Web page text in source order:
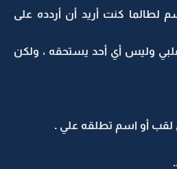
لطالما كنت أريد أن أردده على
وليس أي أحد يستحقه ، ولكن
لقب أو اسم تطلقه علي .